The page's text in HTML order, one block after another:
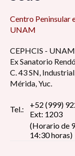
Centro Peninsular
UNAM
CEPHCIS - UNAM
Ex Sanatorio
C. 43 SN,
Mérida, Yuc.
Tel.:
+52 (999)
Ext: 1203
(Horario de
14:30 horas)